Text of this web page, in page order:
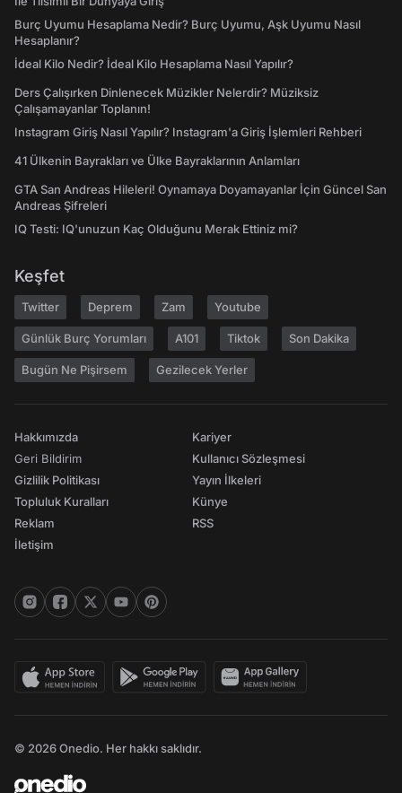
Burç Uyumu Hesaplama Nedir? Burç Uyumu, Aşk Uyumu Nasıl
Hesaplanır?
İdeal Kilo Nedir? İdeal Kilo Hesaplama Nasıl Yapılır?
Ders Çalışırken Dinlenecek Müzikler Nelerdir? Müziksiz
Çalışamayanlar Toplanın!
Instagram Giriş Nasıl Yapılır? Instagram'a Giriş İşlemleri Rehberi
41 Ülkenin Bayrakları ve Ülke Bayraklarının Anlamları
GTA San Andreas Hileleri! Oynamaya Doyamayanlar İçin Güncel San
Andreas Şifreleri
IQ Testi: IQ'unuzun Kaç Olduğunu Merak Ettiniz mi?
Keşfet
Twitter Deprem Zam Youtube
Günlük Burç Yorumları A101 Tiktok Son Dakika
Bugün Ne Pişirsem Gezilecek Yerler
Hakkımızda
Geri Bildirim
Gizlilik Politikası
Topluluk Kuralları
Reklam
İletişim
Kariyer
Kullanıcı Sözleşmesi
Yayın İlkeleri
Künye
RSS
© 2026 Onedio. Her hakkı saklıdır.